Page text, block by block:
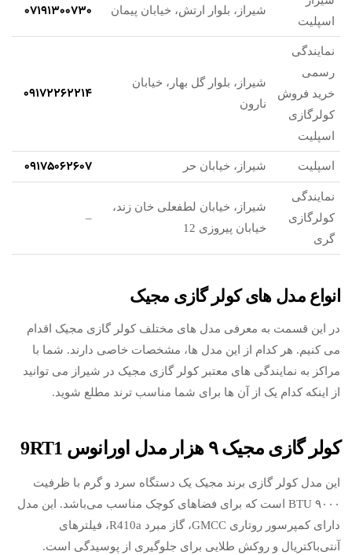
اسپلیت
شیراز، بلوار ارتش، خیابان پیمان 07191300730
نمایندگی
رسمی
خرید فروش
کولرگازی
اسپلیت
شیراز، بلوار گل بهار، خیابان
نارون
09172262214
اسپلیت شیراز، خیابان حر 09175062607
نمایندگی
کولرگازی
گری
شیراز، خیابان لطفعلی خان زند،
خیابان پیروزی 12
–
انواع مدل های کولر گازی مجیک
در این قسمت به معرفی مدل های مختلف کولر گازی مجیک اقدام
می کنیم. هر کدام از این مدل ها، مشخصات خاصی دارند. شما با
مراکز به نمایندگی های معتبر کولر گازی مجیک در شیراز می توانید
از اینکه کدام یک از آن ها برای شما مناسب ترند مطلع شوید.
کولر گازی مجیک ۹ هزار مدل اورانوس 9RT1
این مدل کولر گازی برند مجیک یک دستگاه سرد و گرم با ظرفیت
۹۰۰۰ BTU است که برای فضاهای کوچک مناسب می‌باشد. این مدل
دارای کمپرسور روتاری GMCC، گاز مبرد R410a، فیلترهای
آنتی‌باکتریال و روکش طلایی برای جلوگیری از پوسیدگی است.